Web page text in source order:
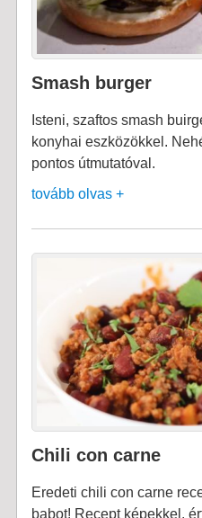
Smash burger
Isteni, szaftos smash
konyhai eszközökkel.
pontos útmutatóval.
tovább olvas +
Chili con carne
Eredeti chili con carne
babot! Recept képekkel,